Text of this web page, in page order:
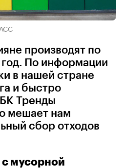
производят по
По информации
в нашей стране
и быстро
Тренды
мешает нам
сбор отходов
с мусорной